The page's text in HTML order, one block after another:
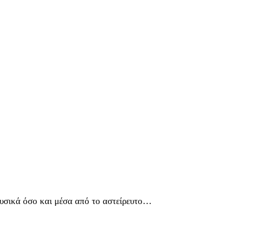
όσο και μέσα από το αστείρευτο…